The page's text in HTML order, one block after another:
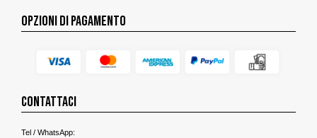
OPZIONI DI PAGAMENTO
CONTATTACI
Tel / WhatsApp: